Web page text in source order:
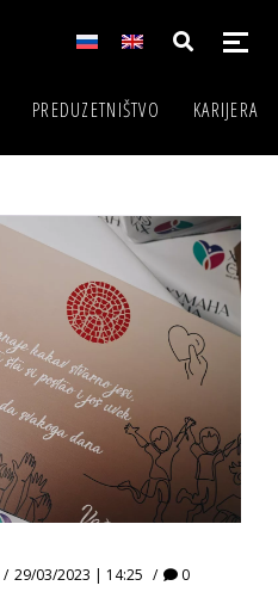
PREDUZETNIŠTVO KARIJERA
29/03/2023 | 14:25 0